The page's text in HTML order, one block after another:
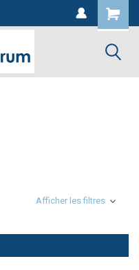
Afficher les filtres